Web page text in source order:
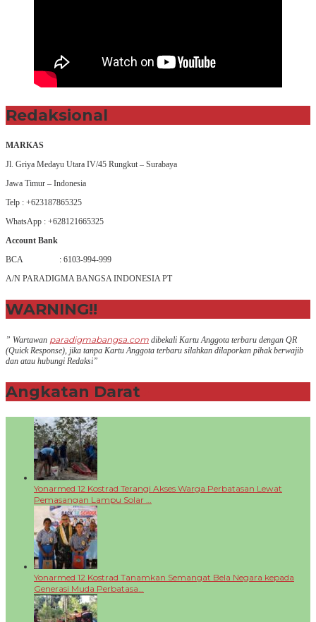
Redaksional
MARKAS
Jl. Griya Medayu Utara IV/45 Rungkut – Surabaya
Jawa Timur – Indonesia
Telp : +623187865325
WhatsApp : +628121665325
Account Bank
BCA : 6103-994-999
A/N PARADIGMA BANGSA INDONESIA PT
WARNING!!
” Wartawan paradigmabangsa.com dibekali Kartu Anggota terbaru dengan QR
(Quick Response), jika tanpa Kartu Anggota terbaru silahkan dilaporkan pihak berwajib
dan atau hubungi Redaksi”
Angkatan Darat
Yonarmed 12 Kostrad Terangi Akses Warga Perbatasan Lewat
Pemasangan Lampu Solar …
Yonarmed 12 Kostrad Tanamkan Semangat Bela Negara kepada
Generasi Muda Perbatasa…